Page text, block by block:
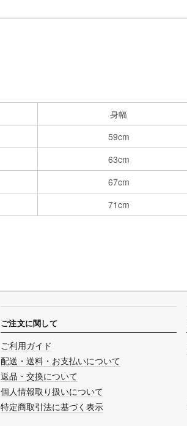
身幅
59cm
63cm
67cm
71cm
ご注文に関して
ご利用ガイド
配送・送料・お支払いについて
返品・交換について
個人情報取り扱いについて
特定商取引法に基づく表示